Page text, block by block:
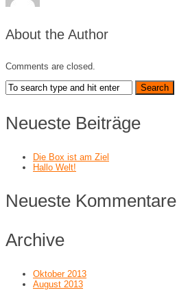
About the Author
Comments are closed.
Neueste Beiträge
Die Box ist am Ziel
Hallo Welt!
Neueste Kommentare
Archive
Oktober 2013
August 2013